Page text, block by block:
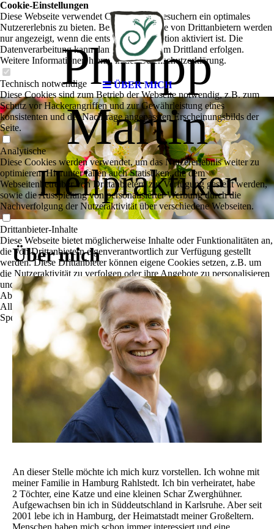
ÜBER MICH
Philipp
Martin
Heilpraktiker
Über mich
An dieser Stelle möchte ich mich kurz vorstellen. Ich wohne mit
meiner Familie in Hamburg Rahlstedt. Ich bin verheiratet, habe
2 Töchter, eine Katze und eine kleinen Schar Zwerghühner.
Aufgewachsen bin ich in Süddeutschland in Karlsruhe. Aber seit
2001 lebe ich in Hamburg, der Heimatstadt meiner Großeltern.
Menschen haben mich schon immer interessiert und eine
Cookie-Einstellungen
Diese Webseite verwendet Cookies, um Besuchern ein optimales
Nutzererlebnis zu bieten. Bestimmte Inhalte von Drittanbietern werden
nur angezeigt, wenn die entsprechende Option aktiviert ist. Die
Datenverarbeitung kann dann auch in einem Drittland erfolgen.
Weitere Informationen hierzu in der Datenschutzerklärung.
Technisch notwendige
Diese Cookies sind zum Betrieb der Webseite notwendig, z.B. zum
Schutz vor Hackerangriffen und zur Gewährleistung eines
konsistenten und der Nachfrage angepassten Erscheinungsbilds der
Seite.
Analytische
Diese Cookies werden verwendet, um das Nutzererlebnis weiter zu
optimieren. Hierunter fallen auch Statistiken, die dem
Webseitenbetreiber von Drittanbietern zur Verfügung gestellt werden,
sowie die Ausspielung von personalisierter Werbung durch die
Nachverfolgung der Nutzeraktivität über verschiedene Webseiten.
Drittanbieter-Inhalte
Diese Webseite bietet möglicherweise Inhalte oder Funktionalitäten an,
die von Drittanbietern eigenverantwortlich zur Verfügung gestellt
werden. Diese Drittanbieter können eigene Cookies setzen, z.B. um
die Nutzeraktivität zu verfolgen oder ihre Angebote zu personalisieren
und zu optimieren.
Ablehnen
Alle akzeptieren
Speichern